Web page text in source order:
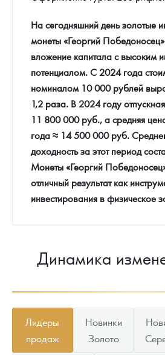
На сегодняшний день золотые
монеты «Георгий
вложение капитала с высоким
потенциалом. С 2024 года
номиналом 10 000 рублей
1,2 раза. В 2024 году
11 800 000 руб., а средняя
года ≈ 14 500 000 руб.
доходность за этот период
Монеты «Георгий
отличный результат как
инвестирования в физическое
Динамика
Лидеры
продаж
Новинки
Золото